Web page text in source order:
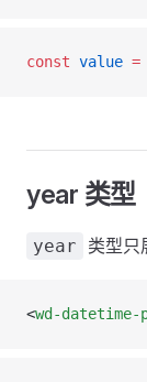
const value =
year 类型
year 类型只
<wd-